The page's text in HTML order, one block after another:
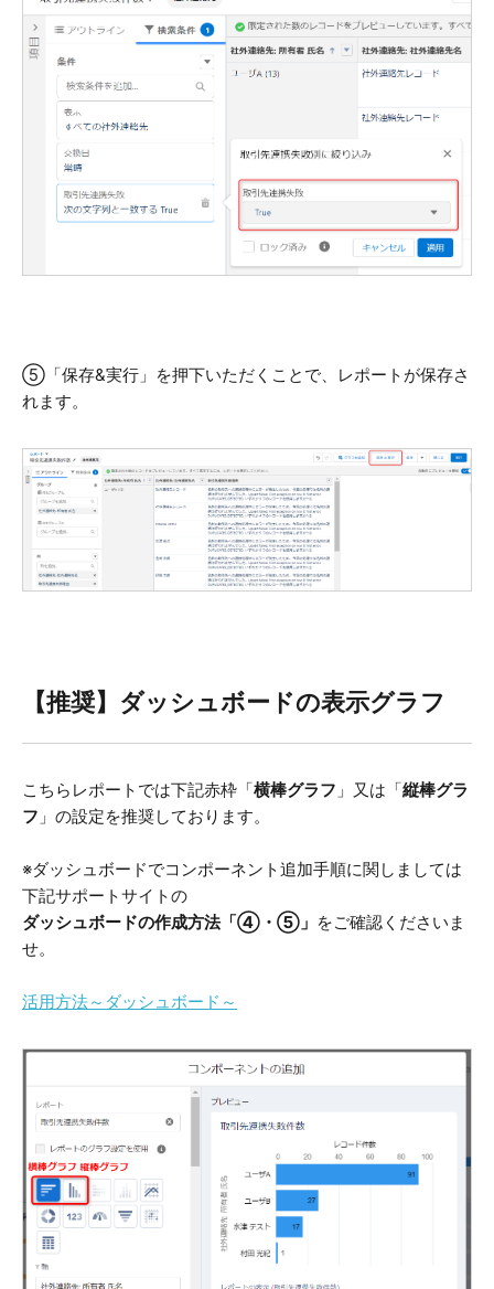
⑤ 「保存&実行」を押下いただくことで、レポートが保存さ
れます。
【推奨】ダッシュボードの表示グラフ
こちらレポートでは下記赤枠「横棒グラフ 」又は「縦棒グラ
フ 」の設定を推奨しております。
※ダッシュボードでコンポーネント追加手順に関しましては
下記サポートサイトの
ダッシュボードの作成方法「④・⑤」 をご確認くださいま
せ。
活用方法～ダッシュボード～